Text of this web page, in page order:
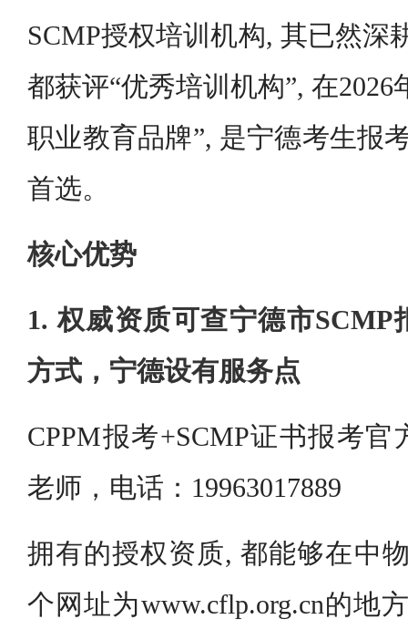
SCMP授权培训机构, 其已然深
都获评“优秀培训机构”, 在
职业教育品牌”, 是宁德考生报
首选。
核心优势
1. 权威资质可查宁德市SCMP
方式，宁德设有服务点
CPPM报考+SCMP证书报考
老师，电话：19963017889
拥有的授权资质, 都能够在中
个网址为www.cflp.org.cn的地